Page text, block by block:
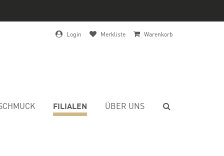
Login Merkliste Warenkorb
FILIALEN ÜBER UNS